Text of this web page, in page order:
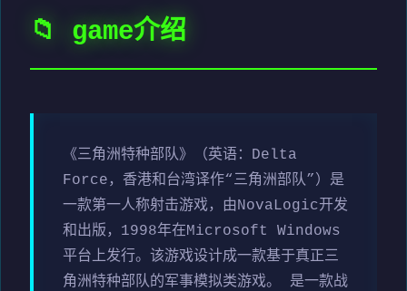
📁 game介绍
《三角洲特种部队》（英语：Delta
Force，香港和台湾译作“三角洲部队”）是
一款第一人称射击游戏，由NovaLogic开发
和出版，1998年在Microsoft Windows
平台上发行。该游戏设计成一款基于真正三
角洲特种部队的军事模拟类游戏。 是一款战